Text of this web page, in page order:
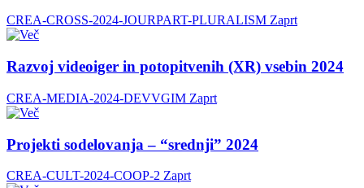
CREA-CROSS-2024-JOURPART-PLURALISM Zaprt
Razvoj videoiger in potopitvenih (XR) vsebin 2024
CREA-MEDIA-2024-DEVVGIM Zaprt
Projekti sodelovanja – “srednji” 2024
CREA-CULT-2024-COOP-2 Zaprt